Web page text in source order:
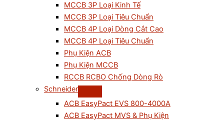
MCCB 3P Loại Kinh Tế
MCCB 3P Loại Tiêu Chuẩn
MCCB 4P Loại Dòng Cắt Cao
MCCB 4P Loại Tiêu Chuẩn
Phụ Kiện ACB
Phụ Kiện MCCB
RCCB RCBO Chống Dòng Rò
Schneider
ACB EasyPact EVS 800-4000A
ACB EasyPact MVS & Phụ Kiện